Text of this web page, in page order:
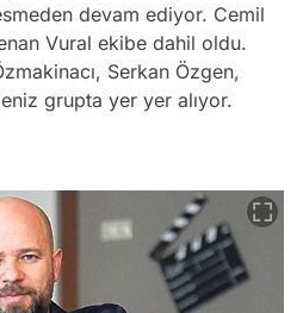
devam ediyor. Cemil
Vural ekibe dahil oldu.
Serkan Özgen,
grupta yer yer alıyor.